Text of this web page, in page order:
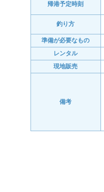
帰港予定時刻
釣り方
準備が必要なもの
レンタル
現地販売
備考